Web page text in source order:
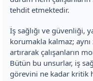
tehdit etmektedir.
İş sağlığı ve güvenliği,
korumakla kalmaz;
artırarak çalışanların
Bütün bu unsurlar, iş
görevini ne kadar kritik